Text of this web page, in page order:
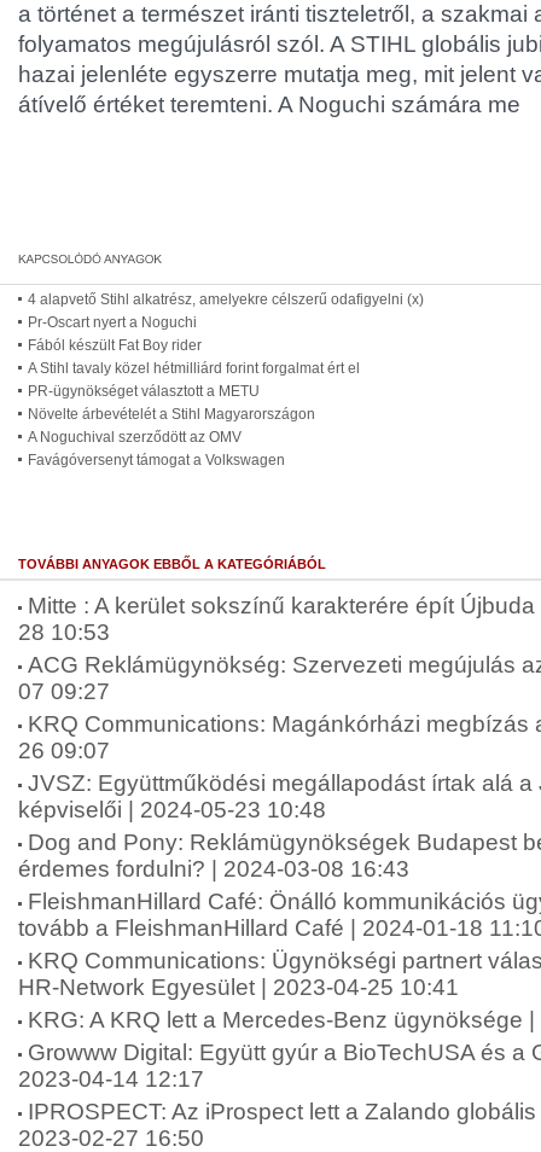
a történet a természet iránti tiszteletről, a szakmai
folyamatos megújulásról szól. A STIHL globális
hazai jelenléte egyszerre mutatja meg, mit jelent
átívelő értéket teremteni. A Noguchi számára me
4 alapvető Stihl alkatrész, amelyekre célszerű odafigyelni (x)
Pr-Oscart nyert a Noguchi
Fából készült Fat Boy rider
A Stihl tavaly közel hétmilliárd forint forgalmat ért el
PR-ügynökséget választott a METU
Növelte árbevételét a Stihl Magyarországon
A Noguchival szerződött az OMV
Favágóversenyt támogat a Volkswagen
TOVÁBBI ANYAGOK EBBŐL A KATEGÓRIÁBÓL
Mitte : A kerület sokszínű karakterére épít
28 10:53
ACG Reklámügynökség: Szervezeti megújulás
07 09:27
KRQ Communications: Magánkórházi megbízás
26 09:07
JVSZ: Együttműködési megállapodást írtak alá
képviselői | 2024-05-23 10:48
Dog and Pony: Reklámügynökségek Budapest
érdemes fordulni? | 2024-03-08 16:43
FleishmanHillard Café: Önálló kommunikációs
tovább a FleishmanHillard Café | 2024-01-18
KRQ Communications: Ügynökségi partnert
HR-Network Egyesület | 2023-04-25 10:41
KRG: A KRQ lett a Mercedes-Benz ügynöksége
Growww Digital: Együtt gyúr a BioTechUSA és a
2023-04-14 12:17
IPROSPECT: Az iProspect lett a Zalando
2023-02-27 16:50